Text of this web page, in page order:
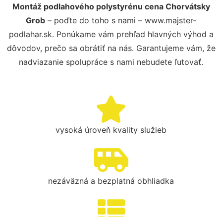
Montáž podlahového polystyrénu cena Chorvátsky
Grob – poďte do toho s nami – www.majster-
podlahar.sk. Ponúkame vám prehľad hlavných výhod a
dôvodov, prečo sa obrátiť na nás. Garantujeme vám, že
nadviazanie spolupráce s nami nebudete ľutovať.
vysoká úroveň kvality služieb
nezáväzná a bezplatná obhliadka